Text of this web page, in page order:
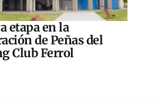
etapa en la
de Peñas del
Club Ferrol